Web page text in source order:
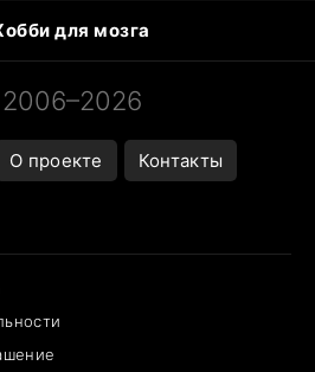
для мозга
в океанариуме
2006–2026
О проекте Контакты